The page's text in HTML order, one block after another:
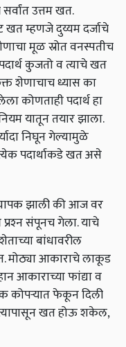
उत्तम खत.
खत म्हणजे दुय्यम दर्जाचे
मूळ स्रोत वनस्पतीच
कुजतो व त्याचे खत
शेणाचाच ध्यास का
कोणताही पदार्थ हा
यातून तयार झाला.
निघून गेल्यामुळे
पदार्थाकडे खत असे
झाली की आज वर
संपूनच गेला. याचे
बांधावरील
मोठ्या आकाराचे लाकूड
आकाराच्या फांद्या व
कोपऱ्यात फेकून दिली
खत होऊ शकेल,